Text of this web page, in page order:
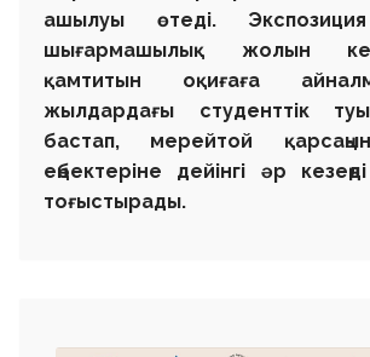
ашылуы өтеді. Экспозиция
шығармашылық жолын
қамтитын оқиғаға
жылдардағы студенттік
бастап, мерейтой
еңбектеріне дейінгі әр
тоғыстырады.